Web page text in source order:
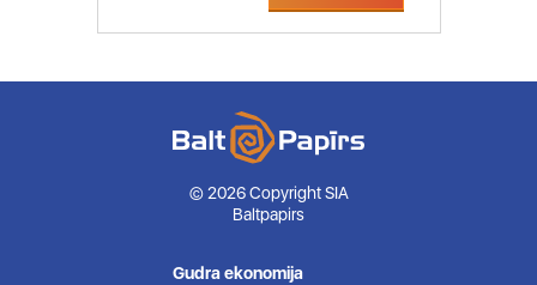
© 2026 Copyright SIA
Baltpapirs
Gudra ekonomija